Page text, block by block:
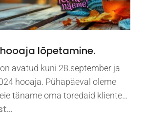
lõpetamine.
avatud kuni 28.september ja
hooaja. Pühapäeval oleme
täname oma toredaid kliente…